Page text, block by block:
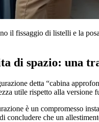
il fissaggio di listelli e la
di spazio: una
detta “cabina
utile rispetto alla versione
è un compromesso
concludere che un